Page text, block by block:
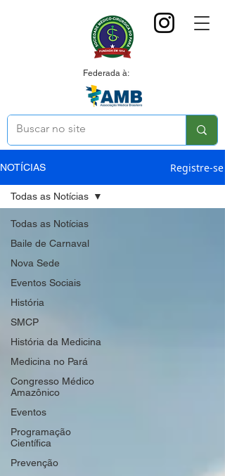
Federada à:
NOTÍCIAS Registre-se
Todas as Notícias
Baile de Carnaval
Nova Sede
Eventos Sociais
História
SMCP
História da Medicina
Medicina no Pará
Congresso Médico
Amazônico
Eventos
Programação
Científica
Prevenção
Todas as Notícias